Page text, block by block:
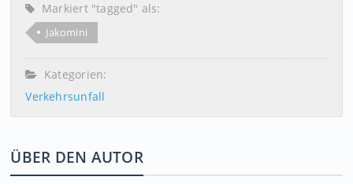
Markiert "tagged" als:
Jakomini
Kategorien:
Verkehrsunfall
ÜBER DEN AUTOR